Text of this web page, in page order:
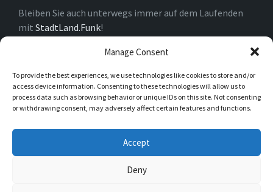
Manage Consent
To provide the best experiences, we use technologies like cookies to store and/or
access device information. Consenting to these technologies will allow us to
process data such as browsing behavior or unique IDs on this site. Not consenting
or withdrawing consent, may adversely affect certain features and functions.
Accept
Deny
Bleiben Sie auch unterwegs immer auf dem Laufenden
mit StadtLand.Funk!
Südlich der Ruhr als Teil von Arnsberg mit rund 1200
Einwohnern. Historisch geprägt durch das ehemalige
Kloster und heute durch ein reges Miteinander, wenn
man will. Es lässt sich hier gut leben!